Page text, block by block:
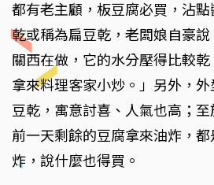
都有老主顧，板豆腐必買，沾
乾或稱為扁豆乾，老闆娘自豪
關西在做，它的水分壓得比較
拿來料理客家小炒。」另外，
豆乾，寓意討喜、人氣也高；
前一天剩餘的豆腐拿來油炸，
炸，說什麼也得買。